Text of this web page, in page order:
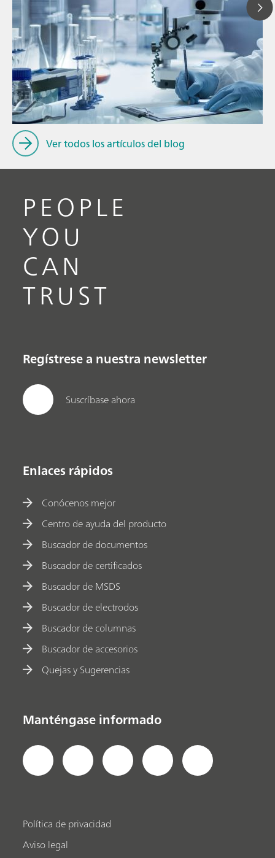
// Blog post
// Infrarojo cercano (NIR)
// Medición directa
Ver todos los artículos del blog
PEOPLE
YOU
CAN
TRUST
Regístrese a nuestra newsletter
Suscríbase ahora
Enlaces rápidos
Conócenos mejor
Centro de ayuda del producto
Buscador de documentos
Buscador de certificados
Buscador de MSDS
Buscador de electrodos
Buscador de columnas
Buscador de accesorios
Quejas y Sugerencias
Manténgase informado
Política de privacidad
Aviso legal